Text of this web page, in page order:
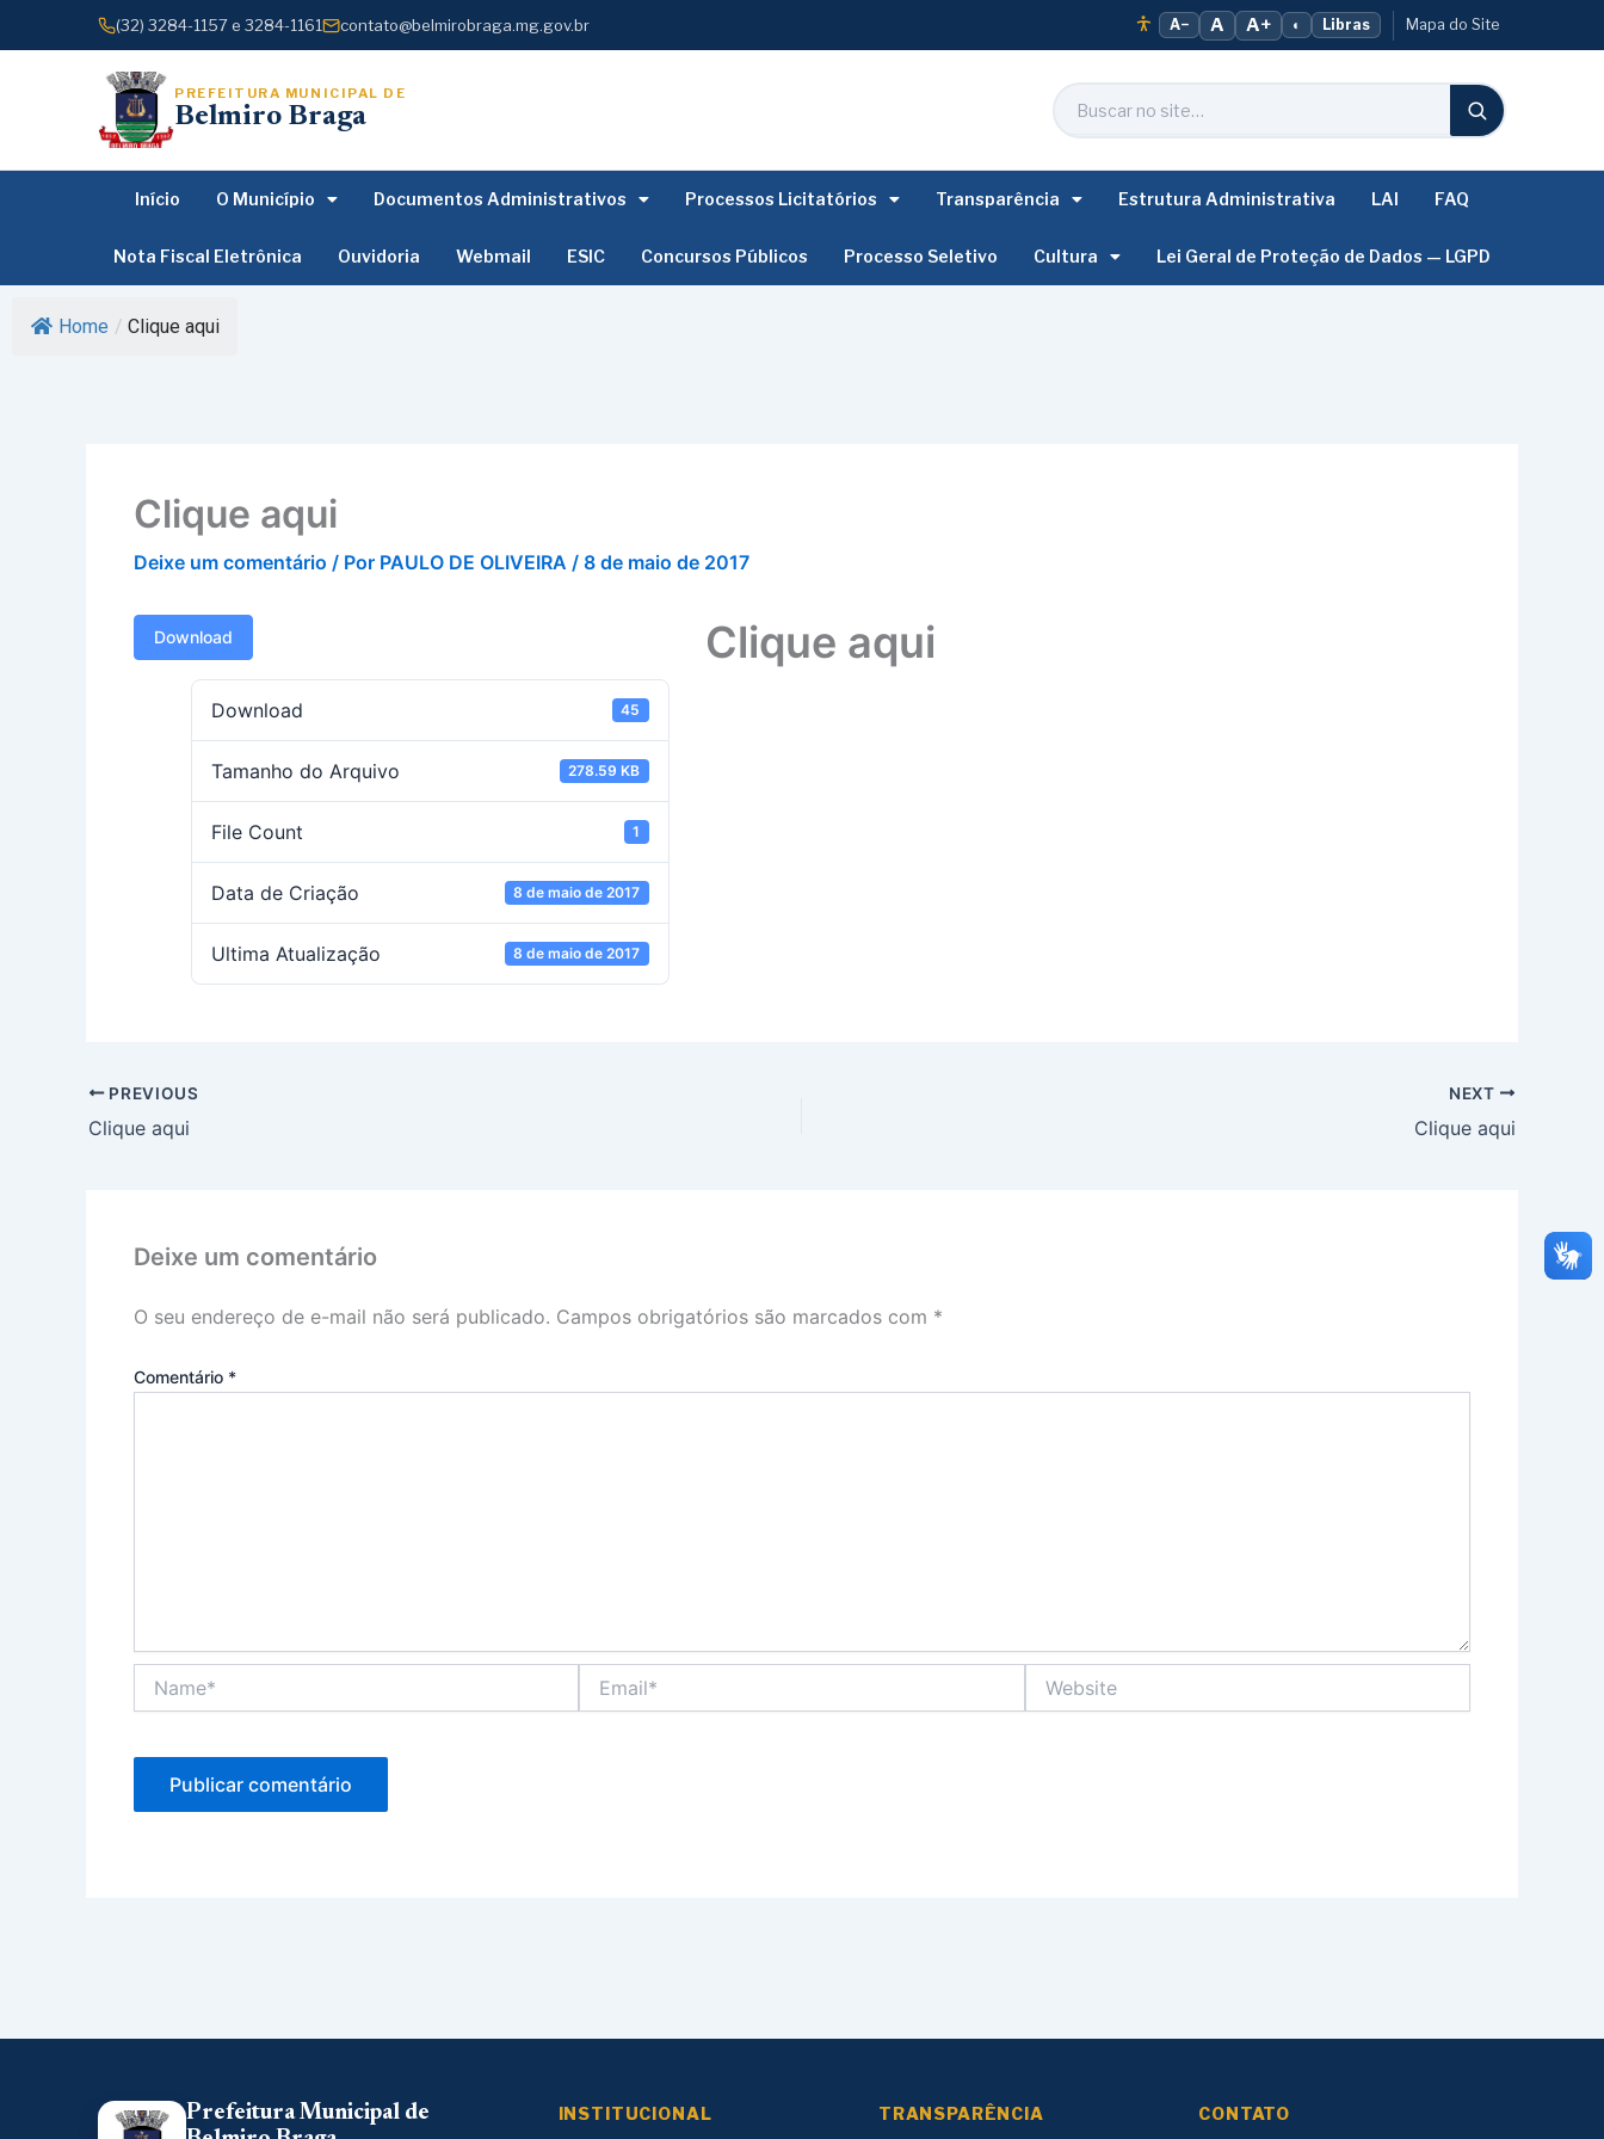
para
(32) 3284-1157 e 3284-1161 contato@belmirobraga.mg.gov.br A− A A+ ◐ Libras Mapa do Site
PREFEITURA MUNICIPAL DE
Belmiro Braga
Início O Município Documentos Administrativos Processos Licitatórios Transparência Estrutura Administrativa LAI FAQ
Nota Fiscal Eletrônica Ouvidoria Webmail ESIC Concursos Públicos Processo Seletivo Cultura Lei Geral de Proteção de Dados — LGPD
Home / Clique aqui
Clique aqui
Deixe um comentário / Por PAULO DE OLIVEIRA / 8 de maio de 2017
Download
Download 45
Tamanho do Arquivo 278.59 KB
File Count 1
Data de Criação 8 de maio de 2017
Ultima Atualização 8 de maio de 2017
Clique aqui
PREVIOUS
Clique aqui
NEXT
Clique aqui
Deixe um comentário
O seu endereço de e-mail não será publicado. Campos obrigatórios são marcados com *
Comentário *
Prefeitura Municipal de
INSTITUCIONAL TRANSPARÊNCIA CONTATO